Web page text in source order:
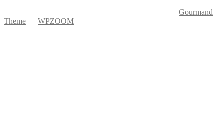
Gourmand
Theme
WPZOOM